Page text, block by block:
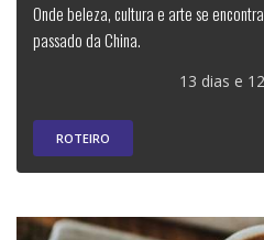
Onde beleza, cultura e arte se
passado da China.
13 dias e
ROTEIRO